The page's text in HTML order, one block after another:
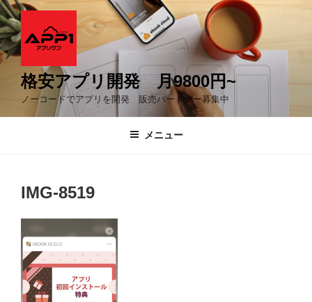
コ
ン
テ
ン
格安アプリ開発 月9800円~
ノーコードでアプリを開発 販売パートナー募集中
メニュー
IMG-8519